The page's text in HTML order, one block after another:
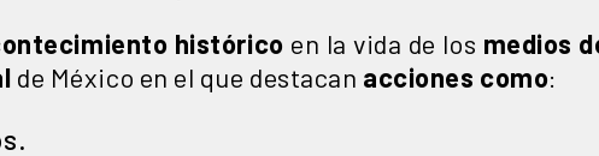
histórico en la vida de los medios
de México en el que destacan acciones como: